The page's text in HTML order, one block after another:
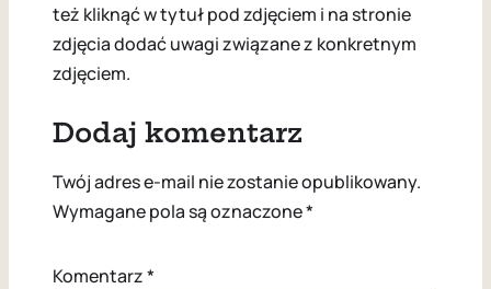
też kliknąć w tytuł pod zdjęciem i na stronie
zdjęcia dodać uwagi związane z konkretnym
zdjęciem.
Dodaj komentarz
Twój adres e-mail nie zostanie opublikowany.
Wymagane pola są oznaczone*
Komentarz*